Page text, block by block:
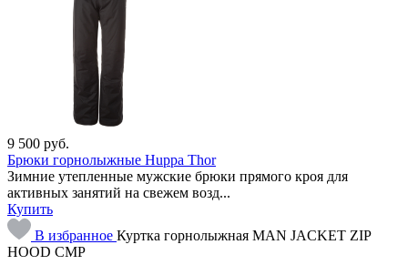
9 500 руб.
Брюки горнолыжные Huppa Thor
Зимние утепленные мужские брюки прямого кроя для
активных занятий на свежем возд...
Купить
В избранное Куртка горнолыжная MAN JACKET ZIP
HOOD CMP